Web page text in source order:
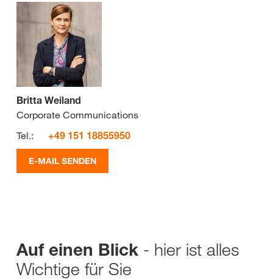
Britta Weiland
Corporate Communications
Tel.:
+49 151 18855950
E-MAIL SENDEN
Auf einen Blick - hier ist alles
Wichtige für Sie